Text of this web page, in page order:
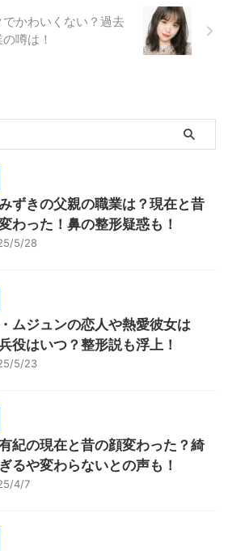
かわいくない？過去
噂は！
ずきの父親の職業は？現在と昔
わった！鼻の整形疑惑も！
5/28
ムジュンの恋人や熱愛彼女は
役はいつ？整形説も浮上！
5/23
紀の現在と昔の顔変わった？綺
るや変わらないとの声も！
4/7